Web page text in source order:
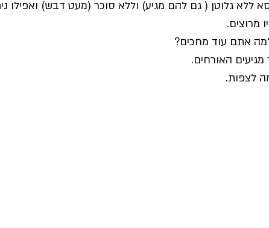
ללא גלוטן ( גם להם מגיע) וללא סוכר (מעט דבש) ואפילו
מרוצים.
מגיעים האורחים.
לצפות.